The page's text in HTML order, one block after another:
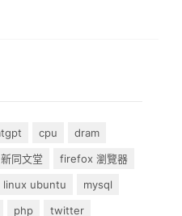
cpu
dram
同文堂
firefox 瀏覽器
linux ubuntu
mysql
php
twitter